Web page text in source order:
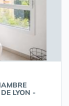
LYON -